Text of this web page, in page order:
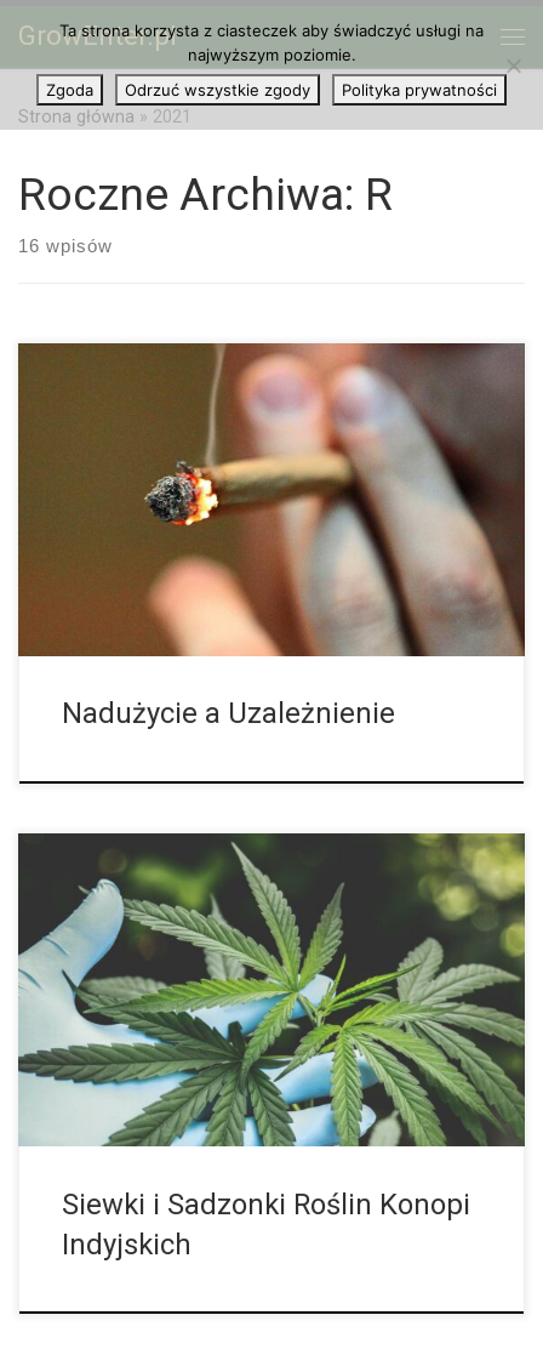
Przejdź do treści
GrowEnter.pl
Strona główna » 2021
Roczne Archiwa: R
16 wpisów
Jaka Jest Różnica Między Naużywaniem a Uzależnieniem od
Marihuany? Co oznacza i czym objawia się nadużywanie
marihuany? Czy używanie marihuany może być fizycznie i
psychicznie uzależniające? Czym jest uzależnienie od […]
Nadużycie a Uzależnienie
Najważniejsze Informacje Na Temat Siewek i Sadzonek/Klonów
Roślin Marihuany Większość hodowców marihuany mówiąc o
sadzonkach roślin konopi ma na myśli etap, w którym pędy
rozwijają swoje pierwsze prawdziwe liście. W […]
Siewki i Sadzonki Roślin Konopi
Indyjskich
Ta strona korzysta z ciasteczek aby świadczyć usługi na
najwyższym poziomie.
Zgoda
Odrzuć wszystkie zgody Polityka prywatności